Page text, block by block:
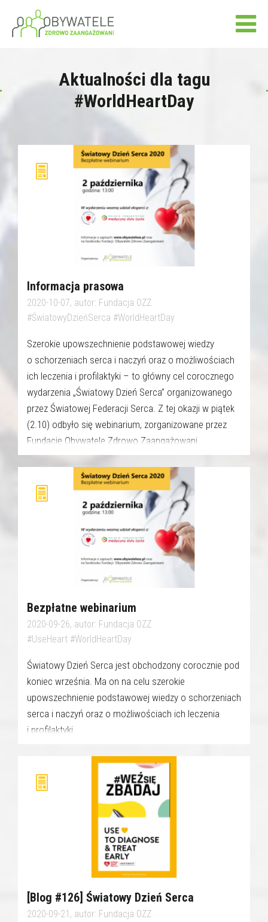
Aktualności dla tagu
#WorldHeartDay
Informacja prasowa
2020-10-07, autor: Fundacja OZZ
#ŚwiatowyDzieńSerca #WorldHeartDay
Szerokie upowszechnienie podstawowej wiedzy
o schorzeniach serca i naczyń oraz o możliwościach
ich leczenia i profilaktyki – to główny cel corocznego
wydarzenia „Światowy Dzień Serca” organizowanego
przez Światowej Federacji Serca. Z tej okazji w piątek
(2.10) odbyło się webinarium, zorganizowane przez
Fundację Obywatele Zdrowo Zaangażowani.
Bezpłatne webinarium
2020-09-26, autor: Fundacja OZZ
#UseHeart #WorldHeartDay
Światowy Dzień Serca jest obchodzony corocznie pod
koniec września. Ma on na celu szerokie
upowszechnienie podstawowej wiedzy o schorzeniach
serca i naczyń oraz o możliwościach ich leczenia
i profilaktyki.
[Blog #126] Światowy Dzień Serca
2020-09-21, autor: Fundacja OZZ